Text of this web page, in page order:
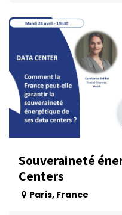
Souveraineté
Centers
Paris, France